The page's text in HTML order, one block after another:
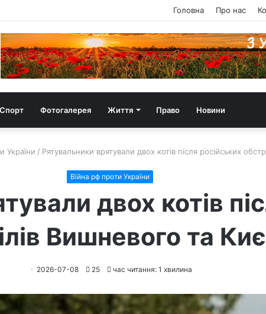
Головна Про нас
Спорт Фотогалерея Життя Право Новини
України / Рятувальники врятували двох котів після російських
Війна рф проти України
двох котів
Вишневого та
2026-07-08 25 час читання: 1 хвилина